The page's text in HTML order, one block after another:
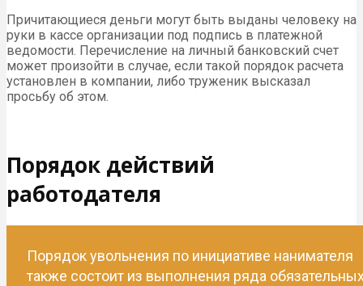
Причитающиеся деньги могут быть выданы человеку на
руки в кассе организации под подпись в платежной
ведомости. Перечисление на личный банковский счет
может произойти в случае, если такой порядок расчета
установлен в компании, либо труженик высказал
просьбу об этом.
Порядок действий
работодателя
Порядок увольнения по инициативе нанимателя
также состоит из выполнения ряда